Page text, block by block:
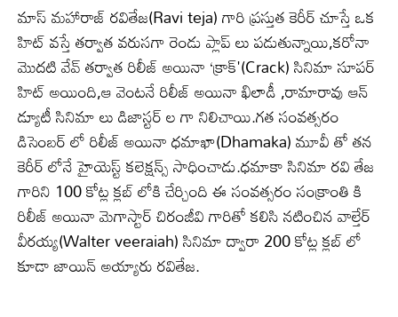
మాస్ మహారాజ్ రవితేజ(Ravi teja) గారి ప్రస్తుత కెరీర్ చూస్తే ఒక
హిట్ వస్తే తర్వాత వరుసగా రెండు ప్లాప్ లు పడుతున్నాయి,కరోనా
మొదటి వేవ్ తర్వాత రిలీజ్ అయినా ‘క్రాక్'(Crack) సినిమా సూపర్
హిట్ అయింది,ఆ వెంటనే రిలీజ్ అయినా ఖిలాడీ ,రామారావు ఆన్
డ్యూటీ సినిమా లు డిజాస్టర్ ల గా నిలిచాయి.గత సంవత్సరం
డిసెంబర్ లో రిలీజ్ అయినా ధమాఖా(Dhamaka) మూవీ తో తన
కెరీర్ లోనే హైయెస్ట్ కలెక్షన్స్ సాధించాడు.ధమాకా సినిమా రవి తేజ
గారిని 100 కోట్ల క్లబ్ లోకి చేర్చింది ఈ సంవత్సరం సంక్రాంతి కి
రిలీజ్ అయినా మెగాస్టార్ చిరంజీవి గారితో కలిసి నటించిన వాల్తేర్
వీరయ్య(Walter veeraiah) సినిమా ద్వారా 200 కోట్ల క్లబ్ లో
కూడా జాయిన్ అయ్యారు రవితేజ.